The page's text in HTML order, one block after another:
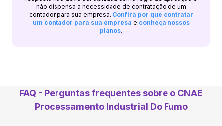
não dispensa a necessidade de contratação de um
contador para sua empresa. Confira por que contratar
um contador para sua empresa e conheça nossos
planos.
FAQ - Perguntas frequentes sobre o CNAE
Processamento Industrial Do Fumo